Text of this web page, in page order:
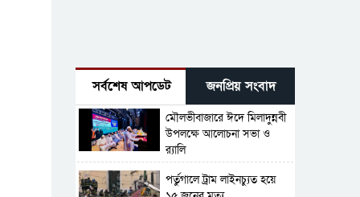
সর্বশেষ আপডেট জনপ্রিয় সংবাদ
মৌলভীবাজারে ঈদে মিলাদুন্নবী
উপলক্ষে আলোচনা সভা ও
র‍্যালি
পর্তুগালে ট্রাম লাইনচ্যুত হয়ে